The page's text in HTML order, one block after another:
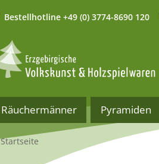
Bestellhotline +49 (0) 3774-8690 120
Räuchermänner Pyramiden
Startseite